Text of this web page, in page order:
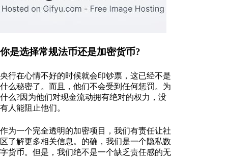
你是选择常规法币还是加密货币?
央行在心情不好的时候就会印钞票，这已经不是
什么秘密了。而且，他们不会受到任何惩罚。为
什么?因为他们对现金流动拥有绝对的权力，没
有人能阻止他们。
作为一个完全透明的加密项目，我们有责任让社
区了解更多相关信息。的确，我们是一个隐私数
字货币。但是，我们绝不是一个缺乏责任感的无